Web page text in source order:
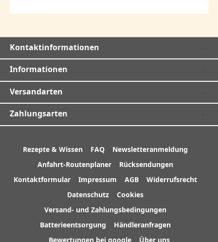
Kontaktinformationen
Informationen
Versandarten
Zahlungsarten
Rezepte & Wissen FAQ
Newsletteranmeldung
Anfahrt-Routenplaner
Rücksendungen
Kontaktformular
Impressum AGB
Widerrufsrecht
Datenschutz
Cookies
Versand- und Zahlungsbedingungen
Batterieentsorgung
Händleranfragen
Bewertungen bei google
Über uns